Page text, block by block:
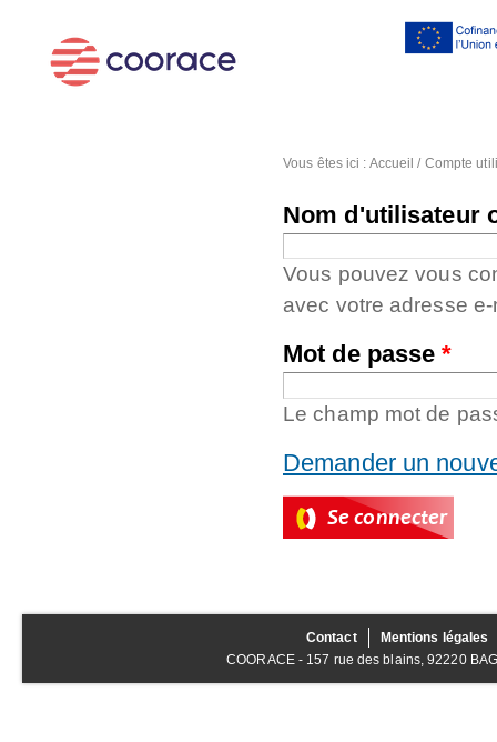
Vous êtes ici : Accueil / Compte
Nom d'utilisateur
Vous pouvez vous
avec votre adresse e-
Mot de passe*
Le champ mot de
Demander un
Contact
Mentions légales
COORACE - 157 rue des blains, 92220